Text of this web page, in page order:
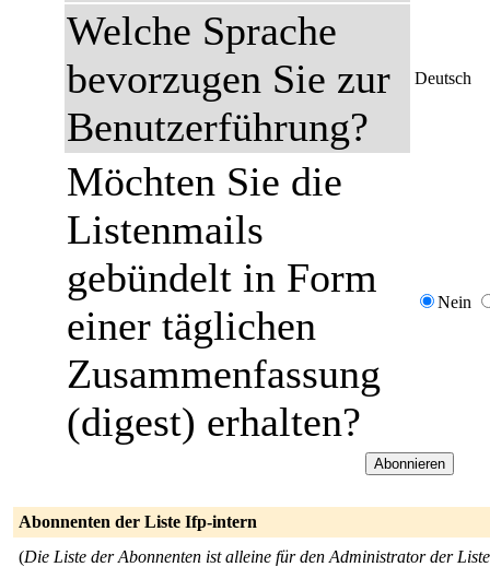
Welche Sprache
bevorzugen Sie zur
Benutzerführung?
Deutsch
Möchten Sie die
Listenmails
gebündelt in Form
einer täglichen
Zusammenfassung
(digest) erhalten?
Nein
Abonnenten der Liste Ifp-intern
(Die Liste der Abonnenten ist alleine für den Administrator der